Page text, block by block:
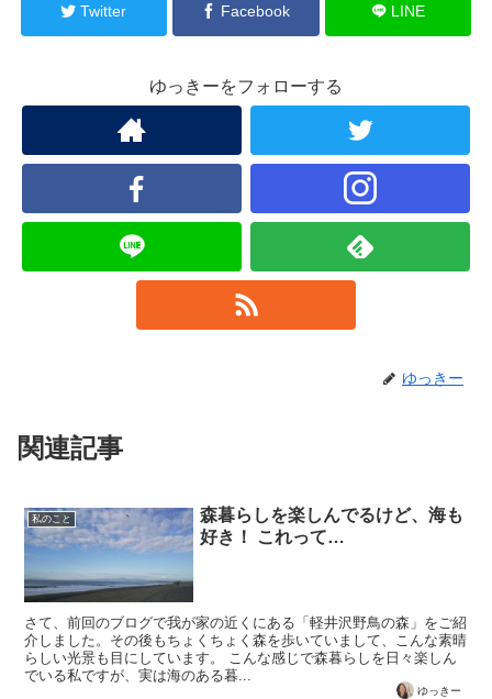
Twitter Facebook LINE
ゆっきーをフォローする
ゆっきー
関連記事
私のこと
森暮らしを楽しんでるけど、海も
好き！ これって…
さて、前回のブログで我が家の近くにある「軽井沢野鳥の森」をご紹
介しました。その後もちょくちょく森を歩いていまして、こんな素晴
らしい光景も目にしています。 こんな感じで森暮らしを日々楽しん
でいる私ですが、実は海のある暮...
ゆっきー